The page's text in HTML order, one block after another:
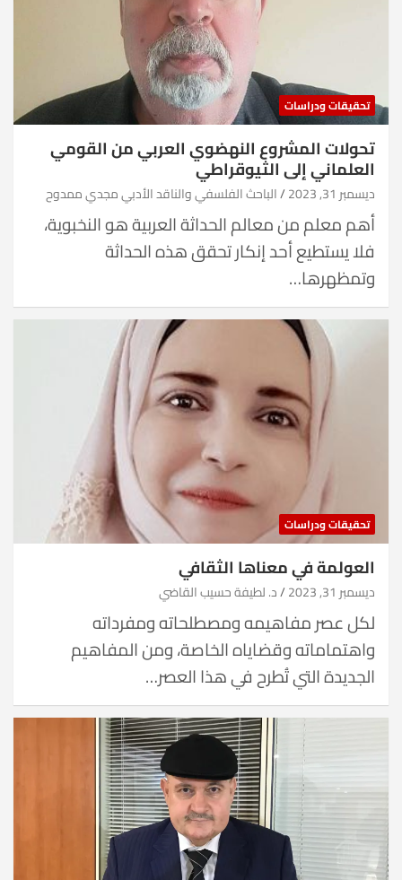
تحقيقات ودراسات
تحولات المشروع النهضوي العربي من القومي
العلماني إلى الثيوقراطي
ديسمبر 31, 2023 الباحث الفلسفي والناقد الأدبي مجدي ممدوح
أهم معلم من معالم الحداثة العربية هو النخبوية،
فلا يستطيع أحد إنكار تحقق هذه الحداثة
وتمظهرها…
تحقيقات ودراسات
العولمة في معناها الثقافي
ديسمبر 31, 2023 د. لطيفة حسيب القاضي
لكل عصر مفاهيمه ومصطلحاته ومفرداته
واهتماماته وقضاياه الخاصة، ومن المفاهيم
الجديدة التي تُطرح في هذا العصر…